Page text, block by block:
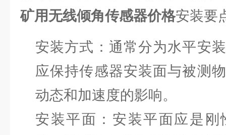
矿用无线倾角传感器价格安装要
安装方式：通常分为水平安
应保持传感器安装面与被测
动态和加速度的影响。
安装平面：安装平面应是